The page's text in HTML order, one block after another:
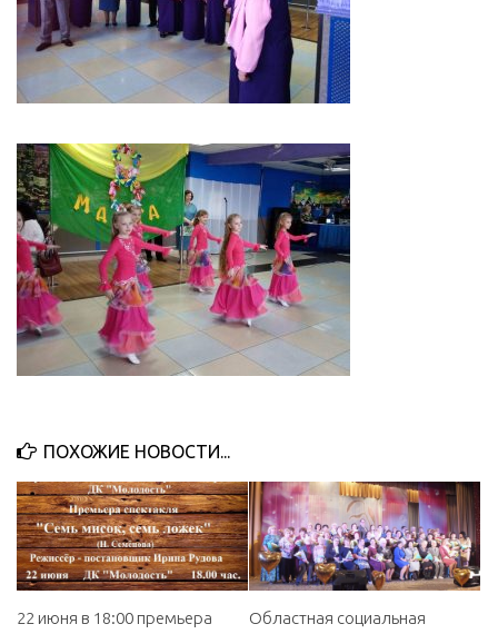
ПОХОЖИЕ НОВОСТИ...
22 июня в 18:00 премьера
Областная социальная